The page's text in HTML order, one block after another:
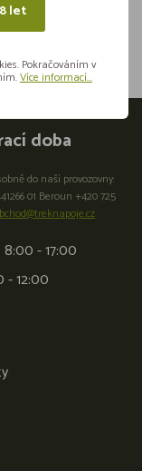
doba
do naší provozovny:
01 Beroun +420 725
8:00 - 17:00
- 12:00
let
Pokračováním v
Více informací...